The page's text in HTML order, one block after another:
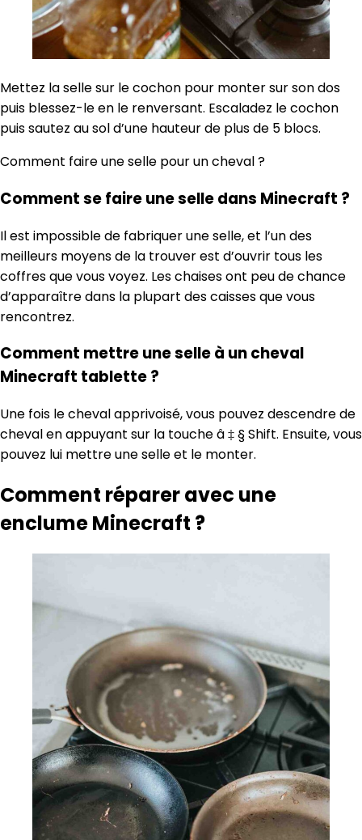
Mettez la selle sur le cochon pour monter sur son dos
puis blessez-le en le renversant. Escaladez le cochon
puis sautez au sol d’une hauteur de plus de 5 blocs.
Comment faire une selle pour un cheval ?
Comment se faire une selle dans Minecraft ?
Il est impossible de fabriquer une selle, et l’un des
meilleurs moyens de la trouver est d’ouvrir tous les
coffres que vous voyez. Les chaises ont peu de chance
d’apparaître dans la plupart des caisses que vous
rencontrez.
Comment mettre une selle à un cheval
Minecraft tablette ?
Une fois le cheval apprivoisé, vous pouvez descendre de
cheval en appuyant sur la touche â ‡ § Shift. Ensuite, vous
pouvez lui mettre une selle et le monter.
Comment réparer avec une
enclume Minecraft ?